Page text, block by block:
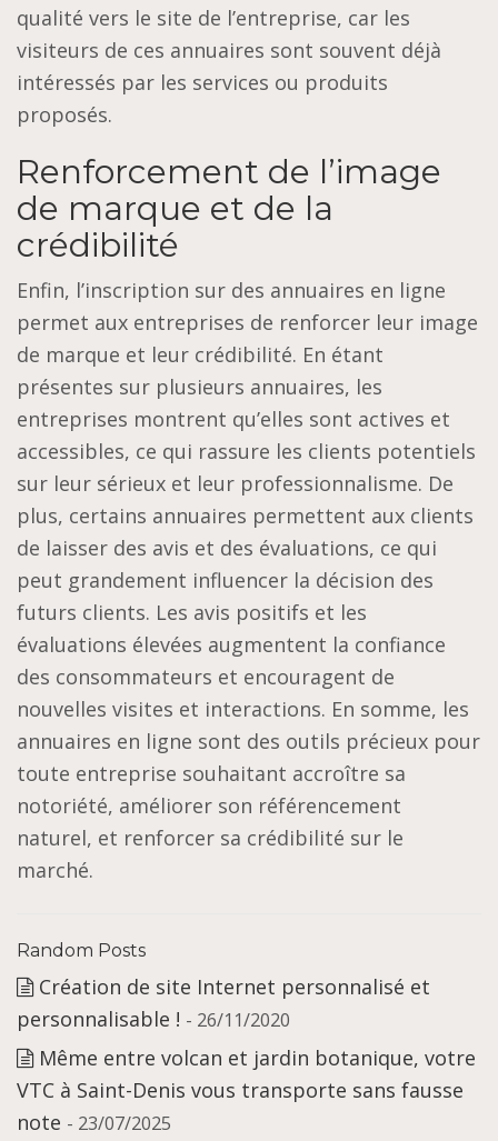
qualité vers le site de l’entreprise, car les
visiteurs de ces annuaires sont souvent déjà
intéressés par les services ou produits
proposés.
Renforcement de l’image
de marque et de la
crédibilité
Enfin, l’inscription sur des annuaires en ligne
permet aux entreprises de renforcer leur image
de marque et leur crédibilité. En étant
présentes sur plusieurs annuaires, les
entreprises montrent qu’elles sont actives et
accessibles, ce qui rassure les clients potentiels
sur leur sérieux et leur professionnalisme. De
plus, certains annuaires permettent aux clients
de laisser des avis et des évaluations, ce qui
peut grandement influencer la décision des
futurs clients. Les avis positifs et les
évaluations élevées augmentent la confiance
des consommateurs et encouragent de
nouvelles visites et interactions. En somme, les
annuaires en ligne sont des outils précieux pour
toute entreprise souhaitant accroître sa
notoriété, améliorer son référencement
naturel, et renforcer sa crédibilité sur le
marché.
Random Posts
Création de site Internet personnalisé et
personnalisable ! - 26/11/2020
Même entre volcan et jardin botanique, votre
VTC à Saint-Denis vous transporte sans fausse
note - 23/07/2025